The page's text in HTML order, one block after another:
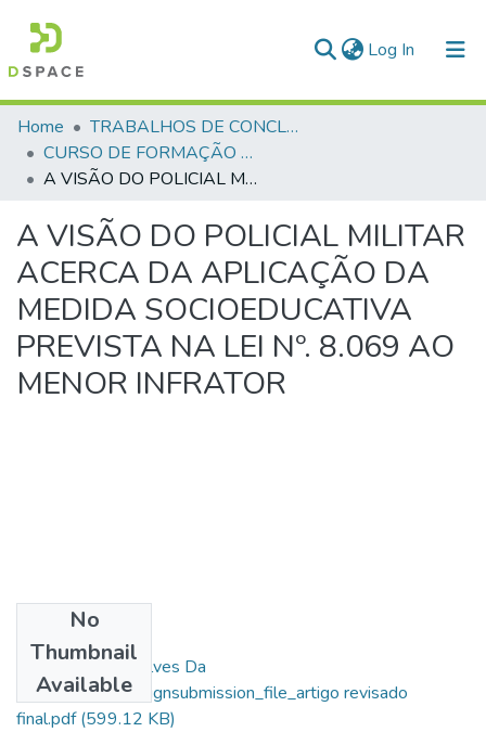
Log In (current)
Communities & Collections
All of DSpace
Home
TRABALHOS DE CONCLUSÃO DE CURSO - CFP (CURSO DE FORMAÇÃO DE PRAÇAS)
CURSO DE FORMAÇÃO DE PRAÇAS - CFP - 2018
A VISÃO DO POLICIAL MILITAR ACERCA DA APLICAÇÃO DA MEDIDA SOCIOEDUCATIVA PREVISTA NA LEI Nº. 8.069 AO MENOR INFRATOR
A VISÃO DO POLICIAL MILITAR
ACERCA DA APLICAÇÃO DA
MEDIDA SOCIOEDUCATIVA
PREVISTA NA LEI Nº. 8.069 AO
MENOR INFRATOR
No
Thumbnail
Available
Carlos Roberto Alves Da
Silva_13556_assignsubmission_file_artigo revisado
final.pdf(599.12 KB)